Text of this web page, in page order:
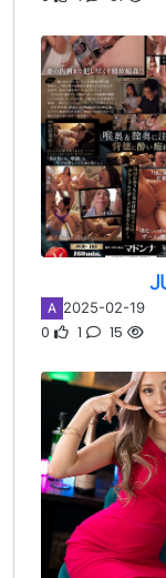
A 2025-02-19
0 1 15